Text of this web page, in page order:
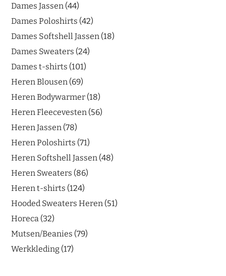
Dames Jassen 44
Dames Poloshirts 42
Dames Softshell Jassen 18
Dames Sweaters 24
Dames t-shirts 101
Heren Blousen 69
Heren Bodywarmer 18
Heren Fleecevesten 56
Heren Jassen 78
Heren Poloshirts 71
Heren Softshell Jassen 48
Heren Sweaters 86
Heren t-shirts 124
Hooded Sweaters Heren 51
Horeca 32
Mutsen/Beanies 79
Werkkleding 17